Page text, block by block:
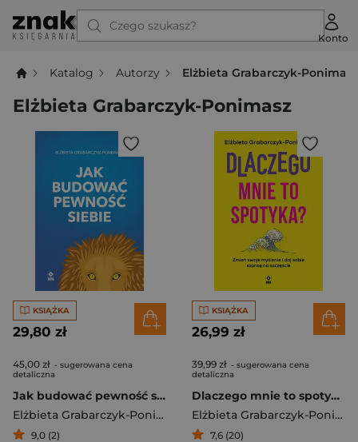
Czego szukasz?
Konto
Katalog Autorzy Elżbieta Grabarczyk-Ponimasz
Elżbieta Grabarczyk-Ponimasz
KSIĄŻKA
29,80 zł
45,00 zł - sugerowana cena
detaliczna
Jak budować pewność siebie wyd. 2025
Elżbieta Grabarczyk-Ponimasz
9,0 (2)
KSIĄŻKA
26,99 zł
39,99 zł - sugerowana cena
detaliczna
Dlaczego mnie to spotyka? Zmień swoje myślenie i daj sobie szansę na szczęście
Elżbieta Grabarczyk-Ponimasz
7,6 (20)